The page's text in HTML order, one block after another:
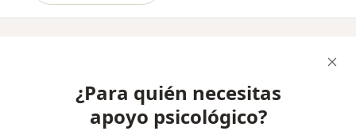
¿Para quién necesitas
apoyo psicológico?